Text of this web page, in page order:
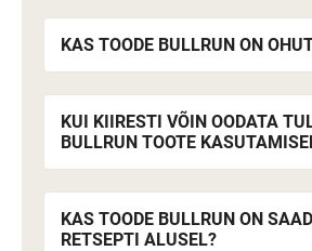
KAS TOODE BULLRUN ON
KUI KIIRESTI VÕIN OODATA
BULLRUN TOOTE
KAS TOODE BULLRUN ON
RETSEPTI ALUSEL?